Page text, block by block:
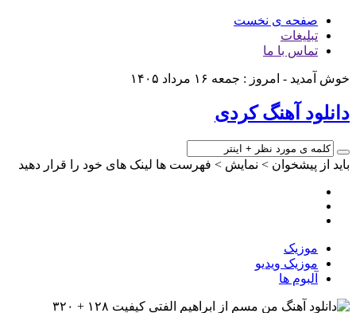
صفحه ی نخست
تبلیغات
تماس با ما
خوش آمدید - امروز : جمعه ۱۶ مرداد ۱۴۰۵
دانلود آهنگ کردی
باید از پیشخوان > نمایش > فهرست ها لینک های خود را قرار دهید
موزیک
موزیک ویدیو
آلبوم ها